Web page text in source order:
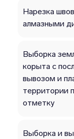
Нарезка швов
алмазными
Выборка
корыта с
вывозом и
территории
отметку
Выборка и